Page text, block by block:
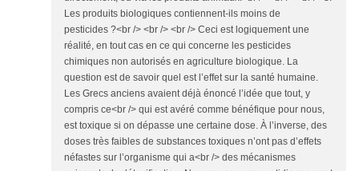
Les produits biologiques contiennent-ils moins de
pesticides ?<br /> <br /> <br /> Ceci est logiquement une
réalité, en tout cas en ce qui concerne les pesticides
chimiques non autorisés en agriculture biologique. La
question est de savoir quel est l’effet sur la santé humaine.
Les Grecs anciens avaient déjà énoncé l’idée que tout, y
compris ce<br /> qui est avéré comme bénéfique pour nous,
est toxique si on dépasse une certaine dose. À l’inverse, des
doses très faibles de substances toxiques n’ont pas d’effets
néfastes sur l’organisme qui a<br /> des mécanismes